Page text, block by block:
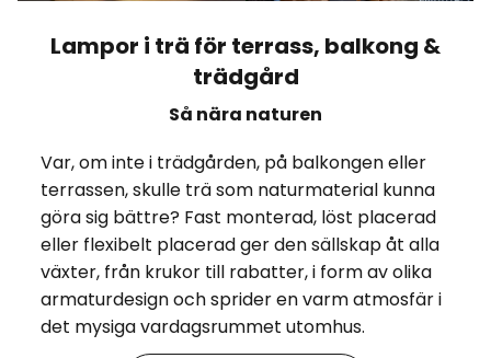
Lampor i trä för terrass, balkong &
trädgård
Så nära naturen
Var, om inte i trädgården, på balkongen eller
terrassen, skulle trä som naturmaterial kunna
göra sig bättre? Fast monterad, löst placerad
eller flexibelt placerad ger den sällskap åt alla
växter, från krukor till rabatter, i form av olika
armaturdesign och sprider en varm atmosfär i
det mysiga vardagsrummet utomhus.